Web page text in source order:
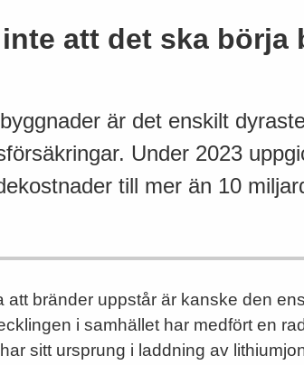
att det ska börja
är det enskilt
Under 2023
till mer än 10
att bränder uppstår är kanske den
i samhället har medfört en
sitt ursprung i laddning av